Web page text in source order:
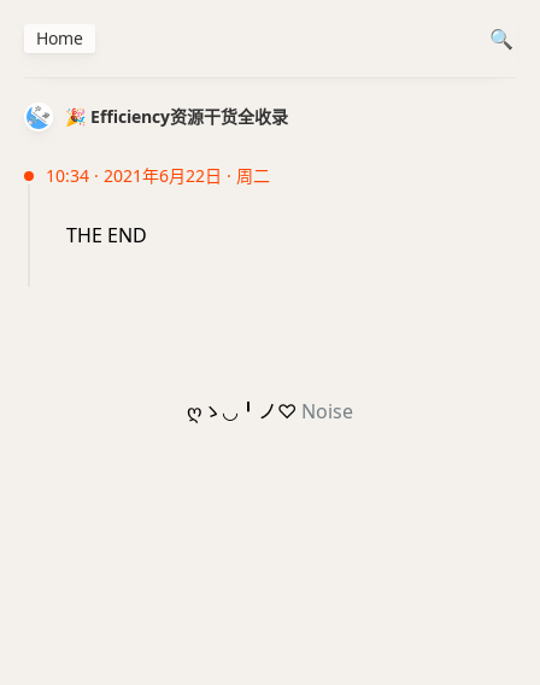
🎉 Efficiency资源干货全收录
10:34 · 2021年6月22日 · 周二
THE END
Home
ღゝ◡╹ノ♡ Noise